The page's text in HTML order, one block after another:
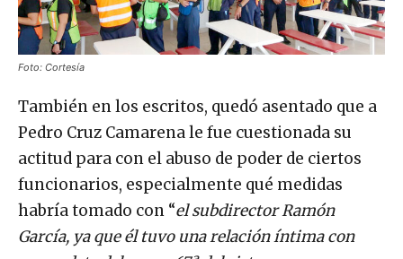
Foto: Cortesía
También en los escritos, quedó asentado que a
Pedro Cruz Camarena le fue cuestionada su
actitud para con el abuso de poder de ciertos
funcionarios, especialmente qué medidas
habría tomado con “el subdirector Ramón
García, ya que él tuvo una relación íntima con